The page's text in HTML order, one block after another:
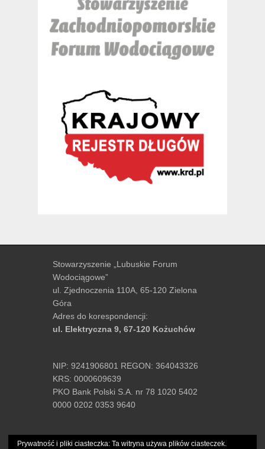
Stowarzyszenie „Lubuskie Forum
Wodociągowe”
ul. Zjednoczenia 110A, 65-120 Zielona
Góra
Adres do korespondencji:
ul. Elektryczna 9, 67-120 Kożuchów
NIP: 9241906801 REGON: 364043326
KRS: 0000609639
PKO Bank Polski S.A. nr 78 1020 5402
0000 0202 0353 9640
tel.:+48 502-489-061
Prywatność i pliki ciasteczka: Ta witryna używa plików ciasteczek.